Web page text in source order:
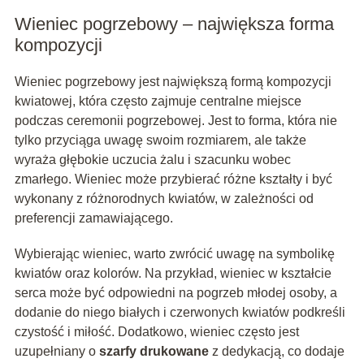
Wieniec pogrzebowy – największa forma
kompozycji
Wieniec pogrzebowy jest największą formą kompozycji
kwiatowej, która często zajmuje centralne miejsce
podczas ceremonii pogrzebowej. Jest to forma, która nie
tylko przyciąga uwagę swoim rozmiarem, ale także
wyraża głębokie uczucia żalu i szacunku wobec
zmarłego. Wieniec może przybierać różne kształty i być
wykonany z różnorodnych kwiatów, w zależności od
preferencji zamawiającego.
Wybierając wieniec, warto zwrócić uwagę na symbolikę
kwiatów oraz kolorów. Na przykład, wieniec w kształcie
serca może być odpowiedni na pogrzeb młodej osoby, a
dodanie do niego białych i czerwonych kwiatów podkreśli
czystość i miłość. Dodatkowo, wieniec często jest
uzupełniany o szarfy drukowanez dedykacją, co dodaje